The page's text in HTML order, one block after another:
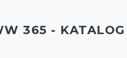
365 - KATALOG